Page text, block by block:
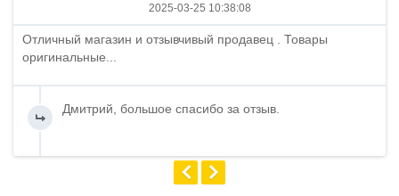
2025-03-25 10:38:08
Отличный магазин и отзывчивый продавец . Товары
оригинальные...
Дмитрий, большое спасибо за отзыв.